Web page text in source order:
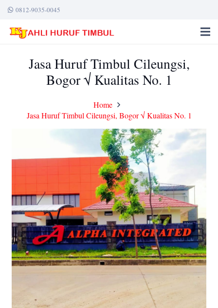
0812-9035-0045
Jasa Huruf Timbul Cileungsi,
Bogor √ Kualitas No. 1
Home
Jasa Huruf Timbul Cileungsi, Bogor √ Kualitas No. 1